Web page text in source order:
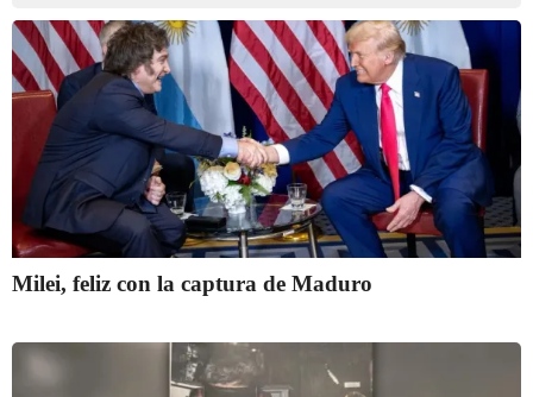
Milei, feliz con la captura de Maduro